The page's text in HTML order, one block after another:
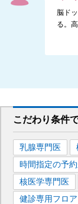
脳ド
る。
こだわり条件
乳腺専門医
時間指定の予
核医学専門医
健診専用フロ